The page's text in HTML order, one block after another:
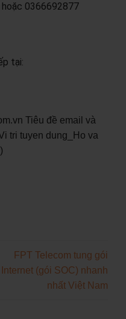
0366692877
tại:
Tiêu đề email và
tri tuyen dung_Ho va
FPT Telecom tung gói
Internet (gói SOC) nhanh
nhất Việt Nam